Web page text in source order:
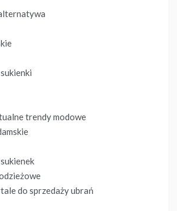
trendy modowe
do sprzedaży ubrań